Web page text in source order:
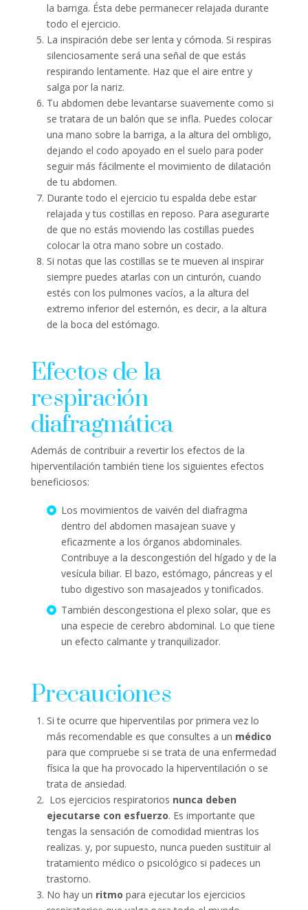
la barriga. Ésta debe permanecer relajada durante
todo el ejercicio.
La inspiración debe ser lenta y cómoda. Si respiras
silenciosamente será una señal de que estás
respirando lentamente. Haz que el aire entre y
salga por la nariz.
Tu abdomen debe levantarse suavemente como si
se tratara de un balón que se infla. Puedes colocar
una mano sobre la barriga, a la altura del ombligo,
dejando el codo apoyado en el suelo para poder
seguir más fácilmente el movimiento de dilatación
de tu abdomen.
Durante todo el ejercicio tu espalda debe estar
relajada y tus costillas en reposo. Para asegurarte
de que no estás moviendo las costillas puedes
colocar la otra mano sobre un costado.
Si notas que las costillas se te mueven al inspirar
siempre puedes atarlas con un cinturón, cuando
estés con los pulmones vacíos, a la altura del
extremo inferior del esternón, es decir, a la altura
de la boca del estómago.
Efectos de la
respiración
diafragmática
Además de contribuir a revertir los efectos de la
hiperventilación también tiene los siguientes efectos
beneficiosos:
Los movimientos de vaivén del diafragma
dentro del abdomen masajean suave y
eficazmente a los órganos abdominales.
Contribuye a la descongestión del hígado y de la
vesícula biliar. El bazo, estómago, páncreas y el
tubo digestivo son masajeados y tonificados.
También descongestiona el plexo solar, que es
una especie de cerebro abdominal. Lo que tiene
un efecto calmante y tranquilizador.
Precauciones
Si te ocurre que hiperventilas por primera vez lo
más recomendable es que consultes a un médico
para que compruebe si se trata de una enfermedad
física la que ha provocado la hiperventilación o se
trata de ansiedad.
Los ejercicios respiratorios nunca deben
ejecutarse con esfuerzo. Es importante que
tengas la sensación de comodidad mientras los
realizas. y, por supuesto, nunca pueden sustituir al
tratamiento médico o psicológico si padeces un
trastorno.
No hay un ritmo para ejecutar los ejercicios